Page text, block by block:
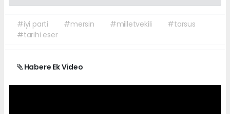
#iyi parti #mersin #milletvekili
#tarsus
#tarihi eser
Habere Ek Video